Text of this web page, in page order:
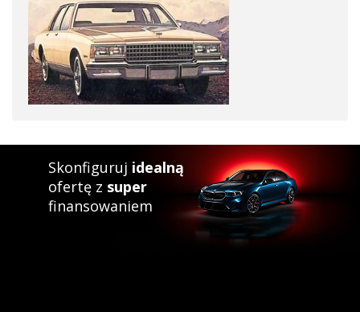
Skonfiguruj idealną
ofertę z super
finansowaniem